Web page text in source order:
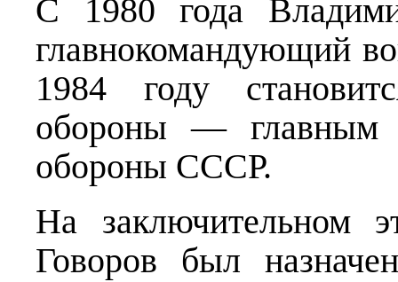
С 1980 года
главнокомандующий
1984 году
обороны — главным
обороны СССР.
На заключительном
Говоров был